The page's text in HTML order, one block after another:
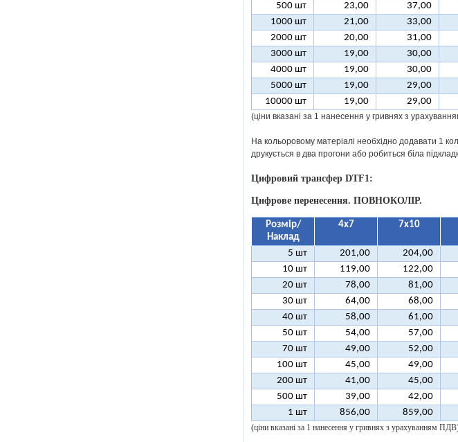
500 шт
23,00 37,00
1000 шт
21,00 33,00
2000 шт
20,00 31,00
3000 шт
19,00 30,00
4000 шт
19,00 30,00
5000 шт
19,00 29,00
10000 шт
19,00 29,00
(ціни вказані за 1 нанесення у гривнях з
На кольоровому матеріалі необхідно додавати 1
друкується в два прогони або робиться біла
Цифровий трансфер DTF1:
Цифрове перенесення. ПОВНОКОЛІР.
Розмір/
Наклад
4х7 7х10
5 шт 201,00 204,00
10 шт
119,00 122,00
20 шт
78,00 81,00
30 шт
64,00 68,00
40 шт
58,00 61,00
50 шт
54,00 57,00
70 шт
49,00 52,00
100 шт
45,00 49,00
200 шт
41,00 45,00
500 шт
39,00 42,00
1 шт
856,00 859,00
(ціни вказані за 1 нанесення у гривнях з урахуванням